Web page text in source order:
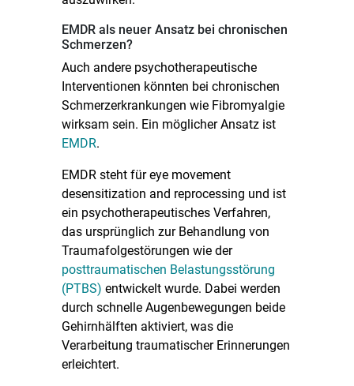
EMDR als neuer Ansatz bei chronischen
Schmerzen?
Auch andere psychotherapeutische
Interventionen könnten bei chronischen
Schmerzerkrankungen wie Fibromyalgie
wirksam sein. Ein möglicher Ansatz ist
EMDR.
EMDR steht für eye movement
desensitization and reprocessing und ist
ein psychotherapeutisches Verfahren,
das ursprünglich zur Behandlung von
Traumafolgestörungen wie der
posttraumatischen Belastungsstörung
(PTBS) entwickelt wurde. Dabei werden
durch schnelle Augenbewegungen beide
Gehirnhälften aktiviert, was die
Verarbeitung traumatischer Erinnerungen
erleichtert.